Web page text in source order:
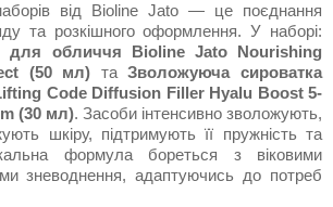
від Bioline Jato — це поєднання
та розкішного оформлення. У наборі:
обличчя Bioline Jato Nourishing
(50 мл) таЗволожуюча сироватка
Code Diffusion Filler Hyalu Boost 5-
(30 мл). Засоби інтенсивно зволожують,
шкіру, підтримують її пружність та
формула бореться з віковими
зневоднення, адаптуючись до потреб